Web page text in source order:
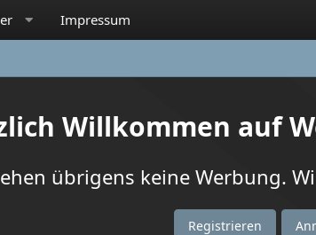
Impressum
Willkommen auf
übrigens keine Werbung.
Registrieren